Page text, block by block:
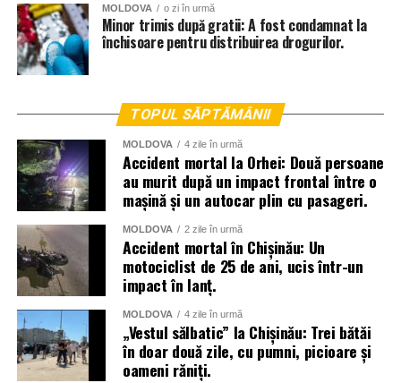
aproape două mii de angajați ai Ministerului Afacerilor
Interne, dar și toate serviciile specializate de nivel local,
raional și național.
MOLDOVA o zi în urmă
Minor trimis după gratii: A fost condamnat la
închisoare pentru distribuirea drogurilor.
TOPUL SĂPTĂMÂNII
MOLDOVA 4 zile în urmă
Accident mortal la Orhei: Două persoane
au murit după un impact frontal între o
mașină și un autocar plin cu pasageri.
MOLDOVA 2 zile în urmă
Accident mortal în Chișinău: Un
motociclist de 25 de ani, ucis într-un
impact în lanț.
MOLDOVA 4 zile în urmă
„Vestul sălbatic” la Chișinău: Trei bătăi
în doar două zile, cu pumni, picioare și
oameni răniți.